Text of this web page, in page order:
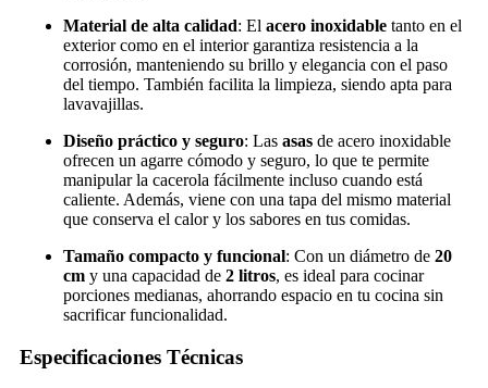
Material de alta calidad: El acero inoxidable tanto en el
exterior como en el interior garantiza resistencia a la
corrosión, manteniendo su brillo y elegancia con el paso
del tiempo. También facilita la limpieza, siendo apta para
lavavajillas.
Diseño práctico y seguro: Las asas de acero inoxidable
ofrecen un agarre cómodo y seguro, lo que te permite
manipular la cacerola fácilmente incluso cuando está
caliente. Además, viene con una tapa del mismo material
que conserva el calor y los sabores en tus comidas.
Tamaño compacto y funcional: Con un diámetro de 20
cm y una capacidad de 2 litros, es ideal para cocinar
porciones medianas, ahorrando espacio en tu cocina sin
sacrificar funcionalidad.
Especificaciones Técnicas